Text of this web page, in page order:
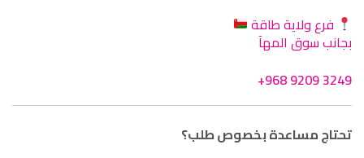
فرع ولاية طاقة
بجانب سوق المهآ
+968 9209 3249
تحتاج مساعدة بخصوص طلب؟